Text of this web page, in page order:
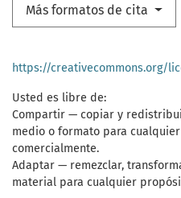
Más formatos de cita
https://creativecommons.org/
Usted es libre de:
Compartir — copiar y
medio o formato para
comercialmente.
Adaptar — remezclar,
material para cualquier